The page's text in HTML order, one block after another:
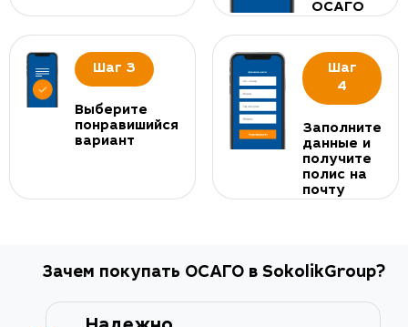
ОСАГО
Шаг 3
Выберите
понравишийся
вариант
Шаг
4
Заполните
данные и
получите
полис на
почту
Зачем покупать ОСАГО в SokolikGroup?